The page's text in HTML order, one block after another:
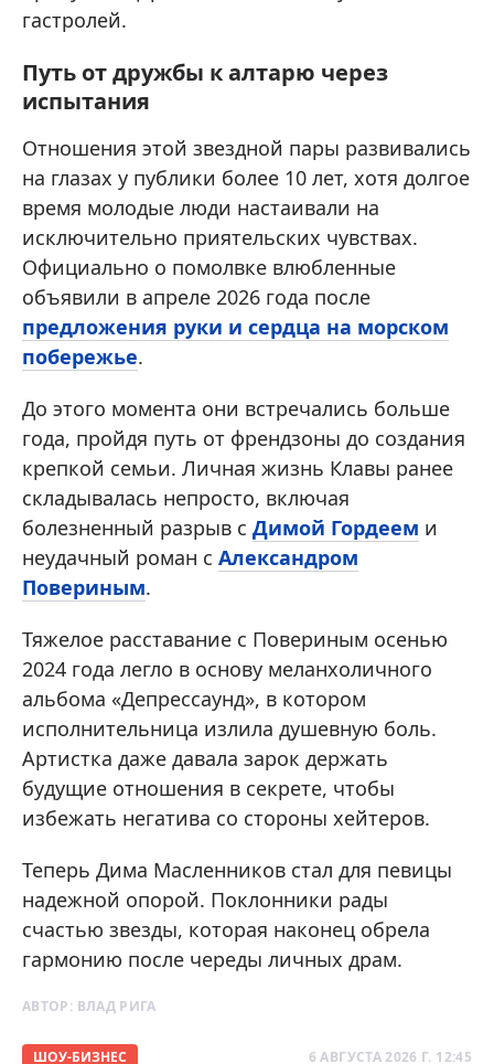
гастролей.
Путь от дружбы к алтарю через
испытания
Отношения этой звездной пары развивались
на глазах у публики более 10 лет, хотя долгое
время молодые люди настаивали на
исключительно приятельских чувствах.
Официально о помолвке влюбленные
объявили в апреле 2026 года после
предложения руки и сердца на морском
побережье.
До этого момента они встречались больше
года, пройдя путь от френдзоны до создания
крепкой семьи. Личная жизнь Клавы ранее
складывалась непросто, включая
болезненный разрыв с Димой Гордеем и
неудачный роман с Александром
Повериным.
Тяжелое расставание с Повериным осенью
2024 года легло в основу меланхоличного
альбома «Депрессаунд», в котором
исполнительница излила душевную боль.
Артистка даже давала зарок держать
будущие отношения в секрете, чтобы
избежать негатива со стороны хейтеров.
Теперь Дима Масленников стал для певицы
надежной опорой. Поклонники рады
счастью звезды, которая наконец обрела
гармонию после череды личных драм.
АВТОР: ВЛАД РИГА
ШОУ-БИЗНЕС 6 АВГУСТА 2026 Г. 12:45